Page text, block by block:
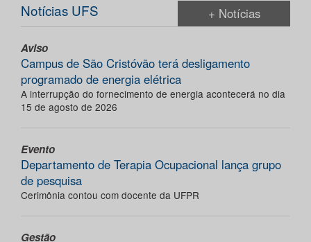
Notícias UFS + Notícias
Aviso
Campus de São Cristóvão terá desligamento
programado de energia elétrica
A interrupção do fornecimento de energia acontecerá no dia
15 de agosto de 2026
Evento
Departamento de Terapia Ocupacional lança grupo
de pesquisa
Cerimônia contou com docente da UFPR
Gestão